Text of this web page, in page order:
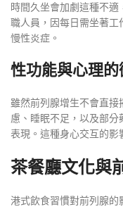
時間久坐會加劇這種不
職人員，因每日需坐著
慢性炎症。
性功能與心理
雖然前列腺增生不會直
慮、睡眠不足，以及部
表現。這種身心交互的影
茶餐廳文化與
港式飲食習慣對前列腺